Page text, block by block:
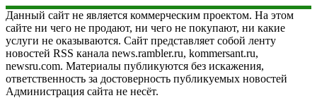
Данный сайт не является коммерческим проектом. На этом
сайте ни чего не продают, ни чего не покупают, ни какие
услуги не оказываются. Сайт представляет собой ленту
новостей RSS канала news.rambler.ru, kommersant.ru,
newsru.com. Материалы публикуются без искажения,
ответственность за достоверность публикуемых новостей
Администрация сайта не несёт.